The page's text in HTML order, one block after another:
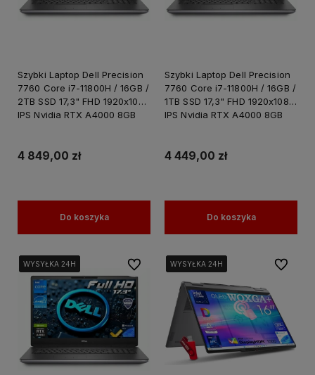
Szybki Laptop Dell Precision
7760 Core i7-11800H / 16GB /
2TB SSD 17,3" FHD 1920x1080
IPS Nvidia RTX A4000 8GB
Projektowania
4 849,00 zł
Do koszyka
Szybki Laptop Dell Precision
7760 Core i7-11800H / 16GB /
1TB SSD 17,3" FHD 1920x1080
IPS Nvidia RTX A4000 8GB
Projektowania
4 449,00 zł
Do koszyka
WYSYŁKA 24H
WYSYŁKA 24H
WYSYŁKA 24H
WYSYŁKA 24H Do ulubionychWYSYŁKA 24H
WYSYŁKA 24H
WYSYŁKA 24H
WYSYŁKA 24H Do